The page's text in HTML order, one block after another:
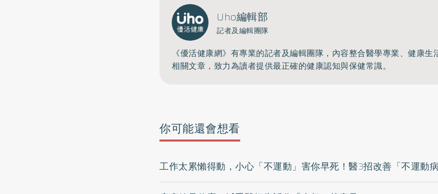
Uho編輯部
記者及編輯團隊
《優活健康網》有專業的記者及編輯團隊，內容整合醫學專業、健康
相關文章，致力為讀者提供最正確的健康認知與保健常識。
你可能還會想看
工作太累懶得動，小心「不運動」害你早死！醫3招改善「不運動病